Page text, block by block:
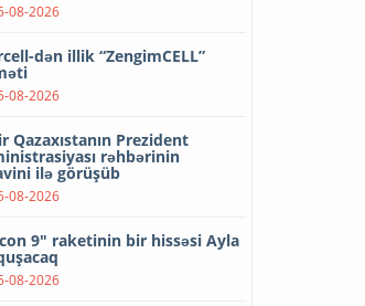
08-2026
dən illik “ZengimCELL”
08-2026
Qazaxıstanın Prezident
rəhbərinin
ilə görüşüb
08-2026
9" raketinin bir hissəsi Ayla
08-2026